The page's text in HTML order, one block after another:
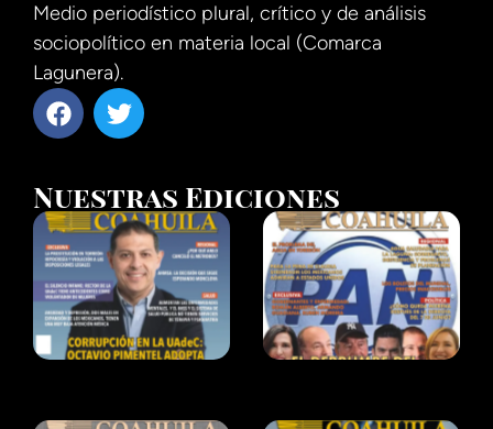
Medio periodístico plural, crítico y de análisis
sociopolítico en materia local (Comarca
Lagunera).
Nuestras Ediciones